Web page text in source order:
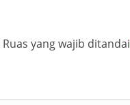
Ruas yang wajib ditandai